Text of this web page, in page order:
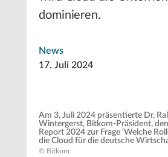
dominieren.
News
17. Juli 2024
Am 3, Juli 2024 präsentierte Dr.
Wintergerst, Bitkom-Präsident,
Report 2024 zur Frage ‘Welche
die Cloud für die deutsche
© Bitkom